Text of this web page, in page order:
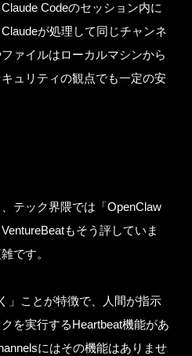
Codeのセッション内に
が処理して同じチャンネ
ァイルはローカルマシンから
ュリティの観点でも一定の安
テック界隈では「OpenClaw
もそう評していま
です。
」ことが特徴で、人間が指示
を実行するHeartbeat機能があ
にはその機能はありませ